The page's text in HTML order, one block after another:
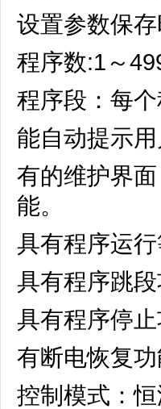
设置参数保存
程序数:1～
程序段：每
能自动提示用户
有的维护界面
能。
具有程序运行等
具有程序跳段功
具有程序停止功
有断电恢复功能
控制模式：恒